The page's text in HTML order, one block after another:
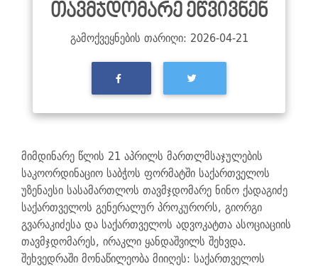
თავმჯდომარე ეწვივნენ
გამოქვეყნების თარიღი: 2026-04-21
მიმდინარე წლის 21 აპრილს მართლმსაჯულების
საკოორდინაციო საბჭოს ფორმატში საქართველოს
უზენაესი სასამართლოს თავმჯდომარე ნინო ქადაგიძე
საქართველოს გენერალურ პროკურორს, გიორგი
გვარაკიძესა და საქართველოს ადვოკატთა ასოციაციის
თავმჯდომარეს, ირაკლი ყანდაშვილს შეხვდა.
შეხვედრაში მონაწილეობა მიიღეს: საქართველოს